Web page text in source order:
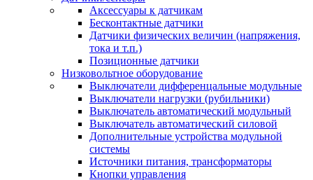
Аксессуары к датчикам
Бесконтактные датчики
Датчики физических величин (напряжения,
тока и т.п.)
Позиционные датчики
Низковольтное оборудование
Выключатели дифференцальные модульные
Выключатели нагрузки (рубильники)
Выключатель автоматический модульный
Выключатель автоматический силовой
Дополнительные устройства модульной
системы
Источники питания, трансформаторы
Кнопки управления